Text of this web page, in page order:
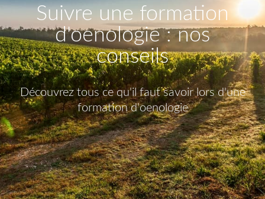
Suivre une formation
d'oenologie : nos
conseils
Découvrez tous ce qu'il faut savoir lors d'une
formation d'oenologie